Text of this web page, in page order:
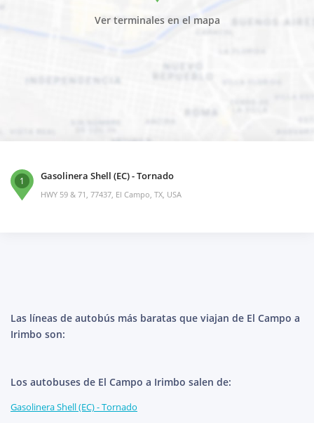
Ver terminales en el mapa
1 Gasolinera Shell (EC) - Tornado
HWY 59 & 71, 77437, El Campo, TX, USA
Las líneas de autobús más baratas que viajan de El Campo a
Irimbo son:
Los autobuses de El Campo a Irimbo salen de:
Gasolinera Shell (EC) - Tornado